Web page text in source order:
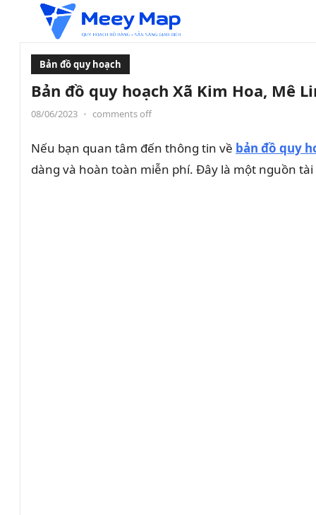
Bản đồ quy hoạch
Bản đồ quy hoạch Xã Kim Hoa, Mê
08/06/2023 • comments off
Nếu bạn quan tâm đến thông tin về bản đồ quy
dàng và hoàn toàn miễn phí. Đây là một nguồn